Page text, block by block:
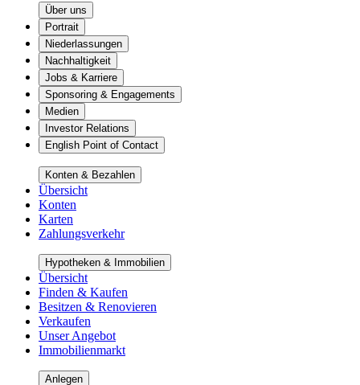
Über uns
Portrait
Niederlassungen
Nachhaltigkeit
Jobs & Karriere
Sponsoring & Engagements
Medien
Investor Relations
English Point of Contact
Konten & Bezahlen
Übersicht
Konten
Karten
Zahlungsverkehr
Hypotheken & Immobilien
Übersicht
Finden & Kaufen
Besitzen & Renovieren
Verkaufen
Unser Angebot
Immobilienmarkt
Anlegen